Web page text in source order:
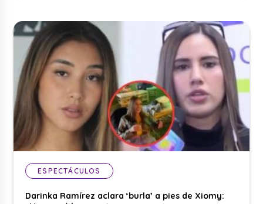
ESPECTÁCULOS
Darinka Ramírez aclara ‘burla’ a pies de Xiomy: